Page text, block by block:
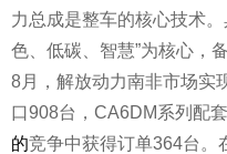
力总成是整车的核心技术
色、低碳、智慧”为核心，
8月，解放动力南非市场实
口908台，CA6DM系列配
的竞争中获得订单364台。